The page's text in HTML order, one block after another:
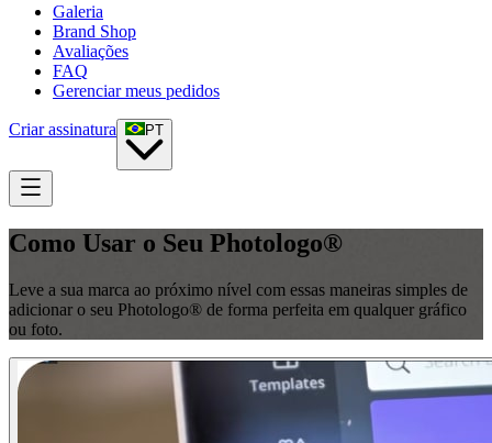
Galeria
Brand Shop
Avaliações
FAQ
Gerenciar meus pedidos
Criar assinatura PT
Como Usar o Seu Photologo®
Leve a sua marca ao próximo nível com essas maneiras simples de
adicionar o seu Photologo® de forma perfeita em qualquer gráfico
ou foto.